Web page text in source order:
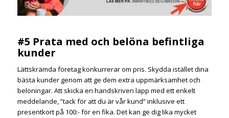
#5 Prata med och belöna befintliga
kunder
Lättskrämda företag konkurrerar om pris. Skydda istället dina
bästa kunder genom att ge dem extra uppmärksamhet och
belöningar. Att skicka en handskriven lapp med ett enkelt
meddelande, ”tack för att du är vår kund” inklusive ett
presentkort på 100:- för en fika. Det kan ge dig lika mycket